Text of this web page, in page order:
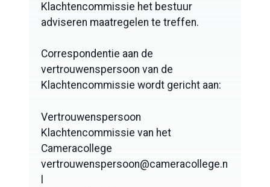
Klachtencommissie het bestuur
adviseren maatregelen te treffen.
Correspondentie aan de
vertrouwenspersoon van de
Klachtencommissie wordt gericht aan:
Vertrouwenspersoon
Klachtencommissie van het
Cameracollege
vertrouwenspersoon@cameracollege.n